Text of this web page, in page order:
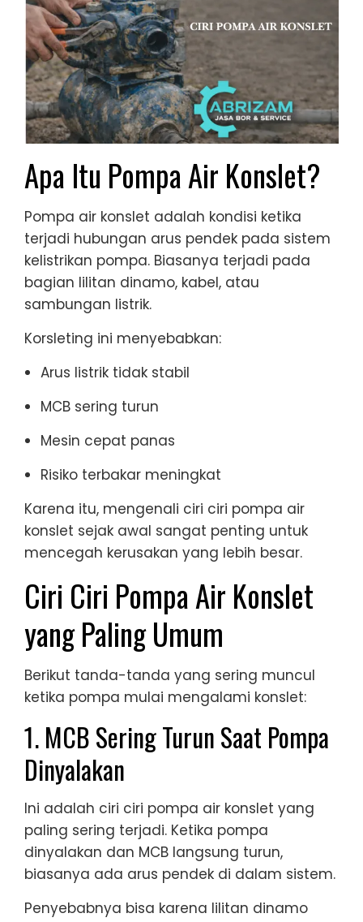
Apa Itu Pompa Air Konslet?
Pompa air konslet adalah kondisi ketika
terjadi hubungan arus pendek pada sistem
kelistrikan pompa. Biasanya terjadi pada
bagian lilitan dinamo, kabel, atau
sambungan listrik.
Korsleting ini menyebabkan:
Arus listrik tidak stabil
MCB sering turun
Mesin cepat panas
Risiko terbakar meningkat
Karena itu, mengenali ciri ciri pompa air
konslet sejak awal sangat penting untuk
mencegah kerusakan yang lebih besar.
Ciri Ciri Pompa Air Konslet
yang Paling Umum
Berikut tanda-tanda yang sering muncul
ketika pompa mulai mengalami konslet:
1. MCB Sering Turun Saat Pompa
Dinyalakan
Ini adalah ciri ciri pompa air konslet yang
paling sering terjadi. Ketika pompa
dinyalakan dan MCB langsung turun,
biasanya ada arus pendek di dalam sistem.
Penyebabnya bisa karena lilitan dinamo